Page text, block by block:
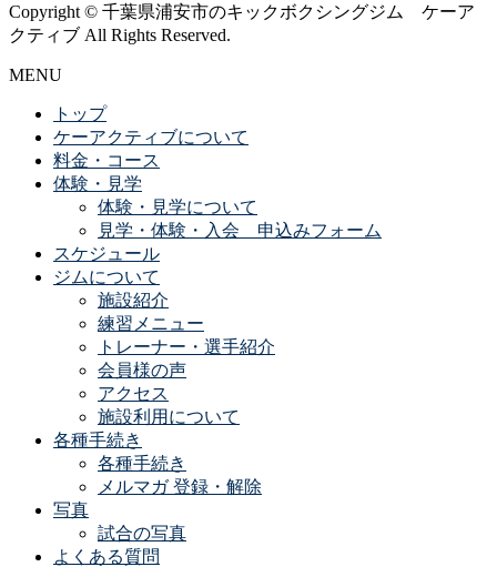
Copyright © 千葉県浦安市のキックボクシングジム ケーア
クティブ All Rights Reserved.
MENU
トップ
ケーアクティブについて
料金・コース
体験・見学
体験・見学について
見学・体験・入会 申込みフォーム
スケジュール
ジムについて
施設紹介
練習メニュー
トレーナー・選手紹介
会員様の声
アクセス
施設利用について
各種手続き
各種手続き
メルマガ 登録・解除
写真
試合の写真
よくある質問